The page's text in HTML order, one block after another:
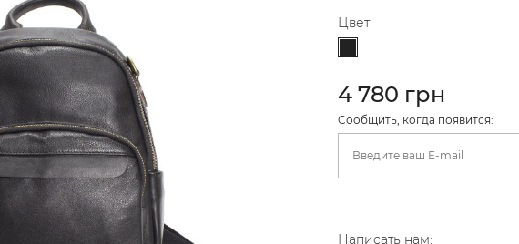
Цвет:
4 780 грн
Cообщить, когда появится:
Написать нам: